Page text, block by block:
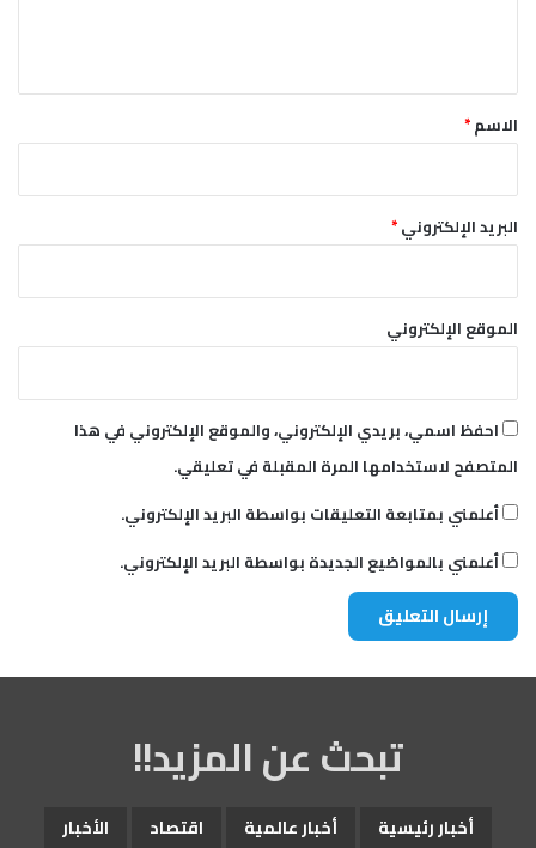
*الاسم*
البريد الإلكتروني*
الموقع الإلكتروني
احفظ اسمي، بريدي الإلكتروني، والموقع الإلكتروني في هذا
المتصفح لاستخدامها المرة المقبلة في تعليقي.
أعلمني بمتابعة التعليقات بواسطة البريد الإلكتروني.
أعلمني بالمواضيع الجديدة بواسطة البريد الإلكتروني.
تبحث عن المزيد!!
أخبار رئيسية أخبار عالمية اقتصاد
الأخبار